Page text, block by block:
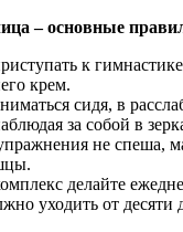
– основные
к
крем.
сидя, в
за собой в
не спеша,
делайте
уходить от десяти